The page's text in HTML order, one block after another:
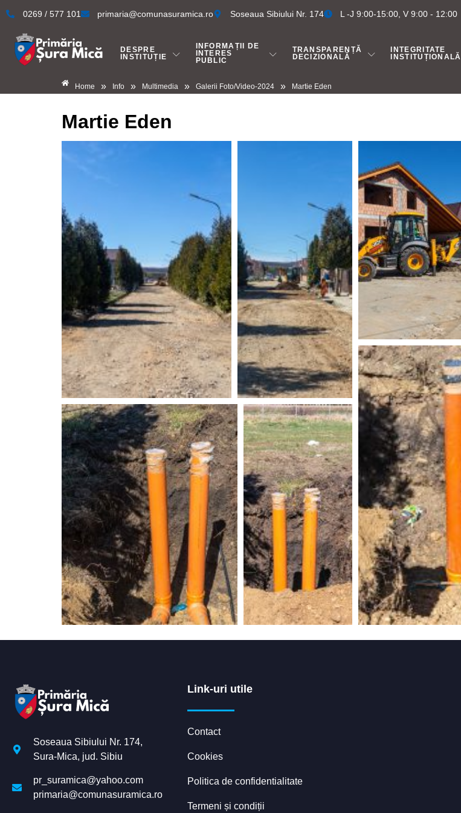
0269 / 577 101 primaria@comunasuramica.ro Soseaua Sibiului Nr. 174 L -J 9:00-15:00, V 9:00 - 12:00
DESPRE
INSTITUȚIE
INFORMAȚII DE
INTERES
PUBLIC
TRANSPARENȚĂ
DECIZIONALĂ
INTEGRITATE
INSTITUȚIONALĂ
Home » Info » Multimedia » Galerii Foto/Video-2024 » Martie Eden
Martie Eden
Soseaua Sibiului Nr. 174,
Sura-Mica, jud. Sibiu
pr_suramica@yahoo.com
primaria@comunasuramica.ro
Link-uri utile
Contact
Cookies
Politica de confidentialitate
Termeni și condiții